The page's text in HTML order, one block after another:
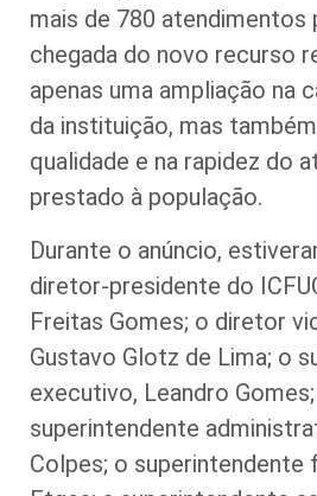
mais de 780 atendimentos
chegada do novo recurso
apenas uma ampliação na
da instituição, mas
qualidade e na rapidez do
prestado à população.
Durante o anúncio,
diretor-presidente do
Freitas Gomes; o diretor
Gustavo Glotz de Lima; o
executivo, Leandro
superintendente
Colpes; o superintendente